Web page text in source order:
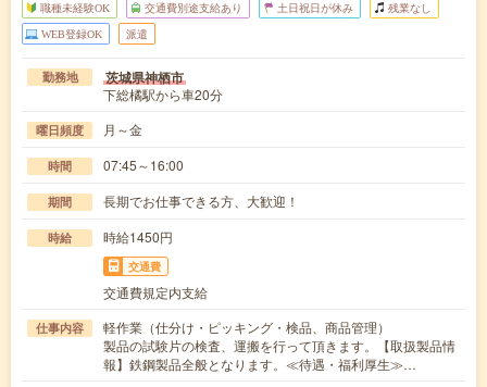
職種未経験OK 交通費別途支給あり 土日祝日が休み 残業なし
WEB登録OK 派遣
勤務地 茨城県神栖市
下総橘駅から車20分
曜日頻度 月～金
時間 07:45～16:00
期間 長期でお仕事できる方、大歓迎！
時給 時給1450円
交通費
交通費規定内支給
仕事内容
軽作業（仕分け・ピッキング・検品、商品管理）
製品の試験片の検査、運搬を行って頂きます。【取扱製品情
報】鉄鋼製品全般となります。≪待遇・福利厚生≫…